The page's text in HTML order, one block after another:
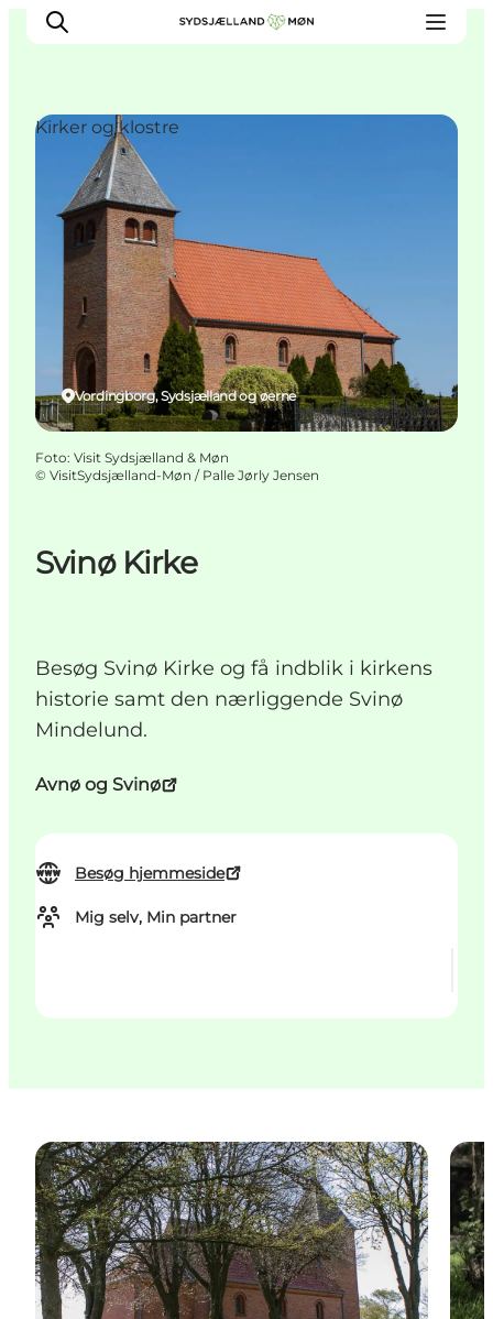
Oplev
Byer og steder
Events
Spis
Overnat
Planlæg din tur
Svinø Kirke
Besøg Svinø Kirke og få indblik i kirkens
historie samt den nærliggende Svinø
Mindelund.
Avnø og Svinø
Besøg hjemmeside
Mig selv, Min partner
Vordingborg, Sydsjælland og øerne
Kirker og klostre
Foto: Visit Sydsjælland & Møn
© VisitSydsjælland-Møn / Palle Jørly Jensen